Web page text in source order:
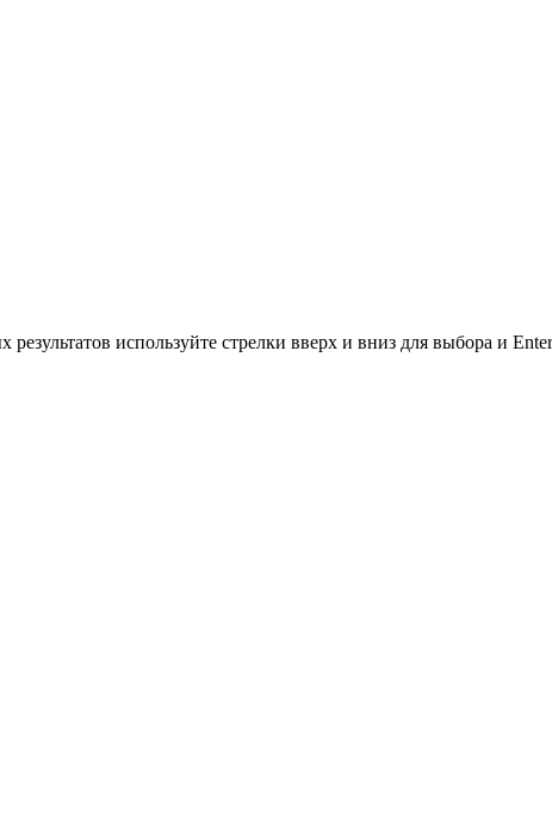
результатов используйте стрелки вверх и вниз для выбора и